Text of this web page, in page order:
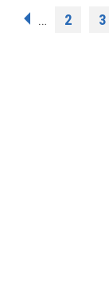
Σελίδες
… 2 3